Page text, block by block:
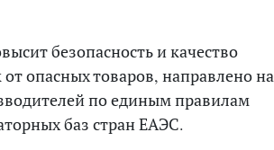
безопасность и качество
опасных товаров, направлено на
по единым правилам
баз стран ЕАЭС.